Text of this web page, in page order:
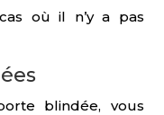
où il n’y a pas
blindée, vous